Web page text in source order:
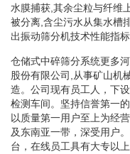
水膜捕获,其余尘粒与纤维
被分离,含尘污水从集水槽
出振动筛分机技术性能指
仓储式中碎筛分系统更多
股份有限公司,从事矿山机
造。公司现有员工人，下
检测车间。坚持信誉第一
以质量第一用户至上为经
及东南亚一带，深受用户
台，在线员工具有大专以